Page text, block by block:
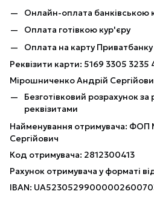
Онлайн-оплата банківською
Оплата готівкою кур'єру
Оплата на карту Приватбанку
Реквізити карти: 5169 3305 3235
Мірошниченко Андрій
Безготівковий розрахунок
реквізитами
Найменування отримувача: ФОП
Сергійович
Код отримувача: 2812300413
Рахунок отримувача у форматі
IBAN: